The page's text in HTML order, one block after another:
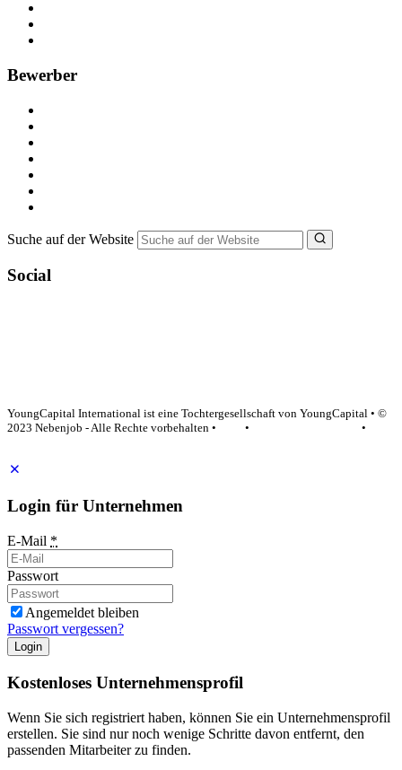
Bewerber
Suche auf der Website
Social
YoungCapital International ist eine Tochtergesellschaft von YoungCapital • ©
2023 Nebenjob - Alle Rechte vorbehalten •
•
•
Login für Unternehmen
E-Mail *
Passwort
Angemeldet bleiben
Passwort vergessen?
Login
Kostenloses Unternehmensprofil
Wenn Sie sich registriert haben, können Sie ein Unternehmensprofil
erstellen. Sie sind nur noch wenige Schritte davon entfernt, den
passenden Mitarbeiter zu finden.